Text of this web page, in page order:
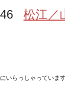
松江／
いらっしゃっていま